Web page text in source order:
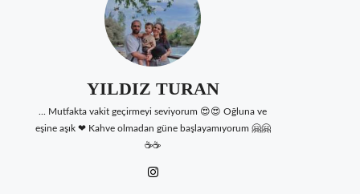
YILDIZ TURAN
... Mutfakta vakit geçirmeyi seviyorum 😍😍 Oğluna ve
eşine aşık ❤ Kahve olmadan güne başlayamıyorum 🤗🤗
☕☕